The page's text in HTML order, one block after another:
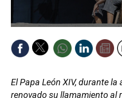
El Papa León XIV, durante
renovado su llamamiento al